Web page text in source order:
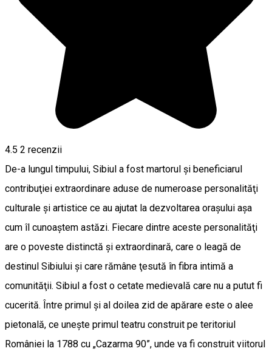
4.5 2 recenzii
De-a lungul timpului, Sibiul a fost martorul şi beneficiarul
contribuţiei extraordinare aduse de numeroase personalităţi
culturale şi artistice ce au ajutat la dezvoltarea oraşului aşa
cum îl cunoaştem astăzi. Fiecare dintre aceste personalităţi
are o poveste distinctă şi extraordinară, care o leagă de
destinul Sibiului şi care rămâne ţesută în fibra intimă a
comunităţii. Sibiul a fost o cetate medievală care nu a putut fi
cucerită. Între primul şi al doilea zid de apărare este o alee
pietonală, ce uneşte primul teatru construit pe teritoriul
României la 1788 cu „Cazarma 90”, unde va fi construit viitorul